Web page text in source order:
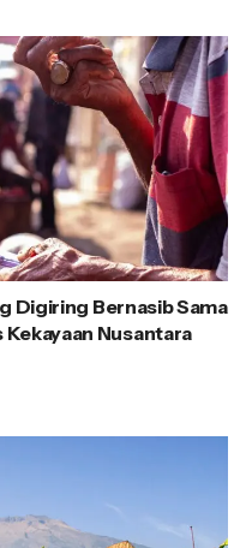
Digiring Bernasib Sama
Nusantara